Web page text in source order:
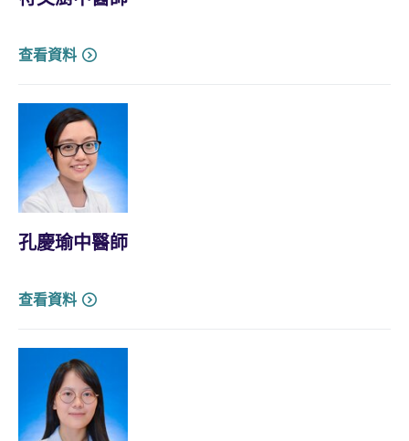
查看資料
孔慶瑜中醫師
查看資料